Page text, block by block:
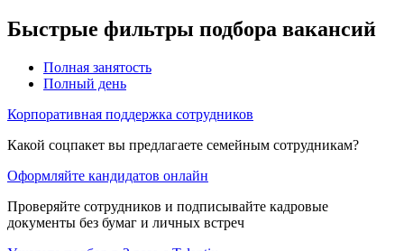
Быстрые фильтры подбора вакансий
Полная занятость
Полный день
Корпоративная поддержка сотрудников
Какой соцпакет вы предлагаете семейным сотрудникам?
Оформляйте кандидатов онлайн
Проверяйте сотрудников и подписывайте кадровые
документы без бумаг и личных встреч